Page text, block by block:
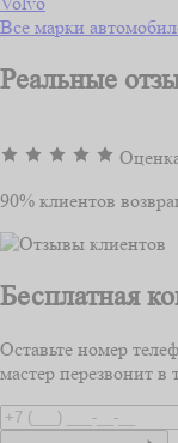
Все марки
Реальные
90% клиентов
Бесплатная
Оставьте номер
мастер перезвонит в